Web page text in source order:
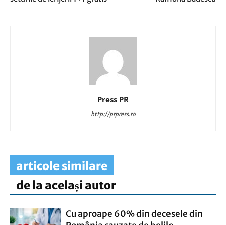
Press PR
http://prpress.ro
articole similare
de la același autor
Cu aproape 60% din decesele din